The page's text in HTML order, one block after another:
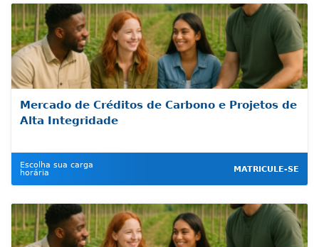
Mercado de Créditos de Carbono e Projetos de
Alta Integridade
Escolha sua carga
horária
MATRICULE-SE